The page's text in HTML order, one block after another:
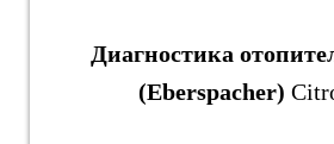
Диагностика
(Eberspacher)